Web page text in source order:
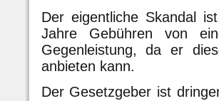
Der eigentliche Skandal
Jahre Gebühren von
Gegenleistung, da er
anbieten kann.
Der Gesetzgeber ist